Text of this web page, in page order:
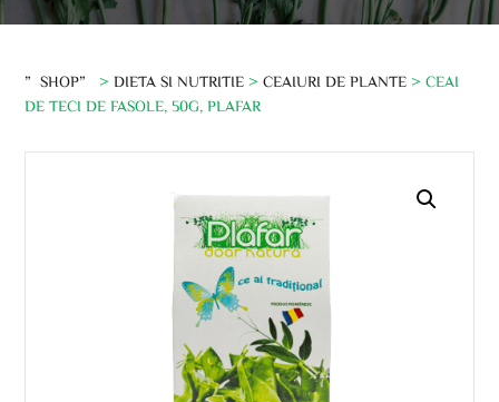
”SHOP” >DIETA SI NUTRITIE >CEAIURI DE PLANTE > CEAI
DE TECI DE FASOLE, 50G, PLAFAR